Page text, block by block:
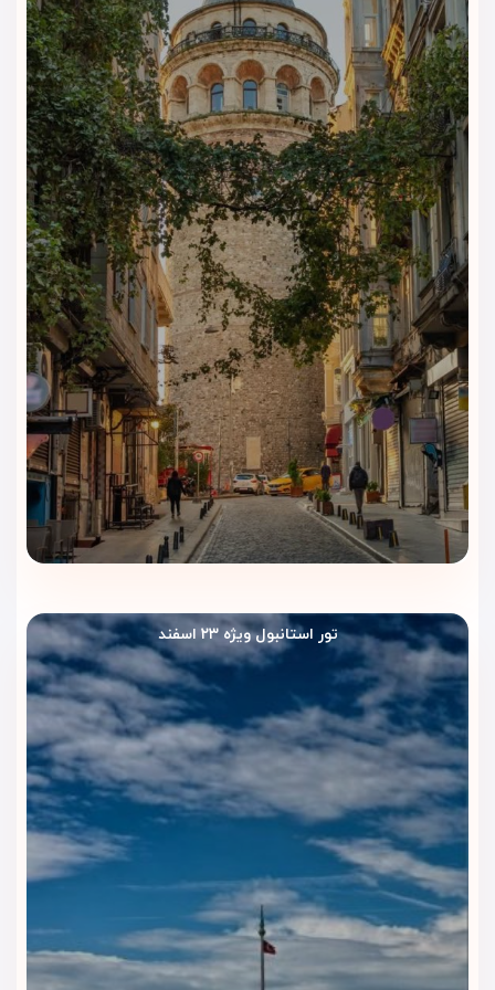
بر روی پشت‌بام هتل یک استخر روباز قرار دارد که در فصول گرم
سال مورد استفاده قرار می‌گیرد. این استخر محیطی دلنشین برای
استراحت، آفتاب گرفتن و لذت بردن از چشم‌انداز شهر فراهم می‌کند.
در فصول سرد نیز این استخر به‌صورت گرم‌شونده استفاده می‌شود
تا در تمام طول سال در دسترس مهمانان باشد.
مرکز اسپا و حمام ترکی
مرکز اسپا هتل شامل اتاق ماساژ، حمام ترکی و اتاق بخار است؛ جایی
که می‌توانید بعد از یک روز پرجنب‌وجوش در خیابان‌های استانبول،
بدن و ذهن خود را آرام کنید. خدمات حرفه‌ای ماساژ در محیطی آرام و
سنتی ارائه می‌شود.
سالن بدنسازی مجهز
سالن بدنسازی هتل گلدن ایج استانبول با دستگاه‌های استاندارد
برای تمرین‌های روزانه تجهیز شده است تا مهمانانی که حتی در
سفر هم ورزش را فراموش نمی‌کنند، بتوانند برنامه تمرینی خود را
ادامه دهند.
🛎 سایر خدمات رفاهی
پذیرش ۲۴ ساعته با پرسنل مسلط به چند زبان
روم‌سرویس و خدمات خشک‌شویی
امکانات ویژه برای خانواده‌ها و کودکان
امکان رزرو تور شهری و ترنسفر فرودگاهی (با هزینه جداگانه)
تور استانبول ویژه ۲۳ اسفند